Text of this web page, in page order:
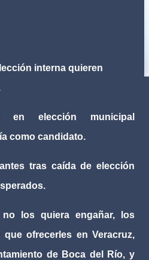
interna quieren
en elección municipal
como candidato.
tras caída de elección
no los quiera engañar, los
ofrecerles en Veracruz,
de Boca del Río, y